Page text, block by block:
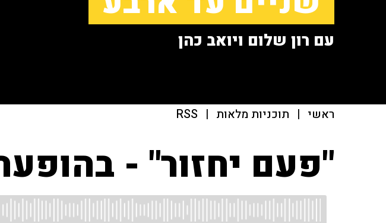
עם רון שלום ויואב כהן
ראשי | תוכניות מלאות |
RSS
"פעם יחזור" -